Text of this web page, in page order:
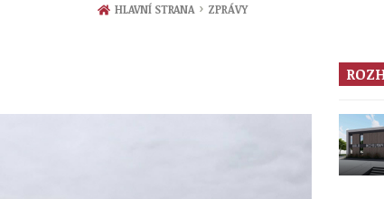
HLAVNÍ STRANA › ZPRÁVY